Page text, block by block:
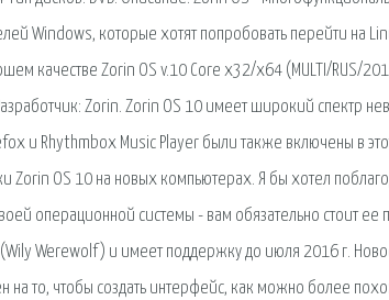
Windows, которые хотят попробовать перейти на
качестве Zorin OS v.10 Core x32/x64 (MULTI/RUS/
Zorin. Zorin OS 10 имеет широкий спектр
и Rhythmbox Music Player были также включены в
Zorin OS 10 на новых компьютерах. Я бы хотел
операционной системы - вам обязательно стоит ее
Werewolf) и имеет поддержку до июля 2016 г.
на то, чтобы создать интерфейс, как можно более